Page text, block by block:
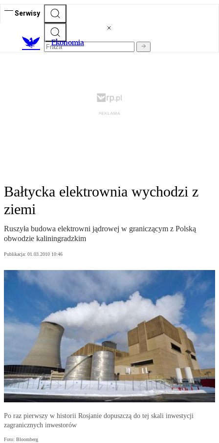
Serwisy
Ekonomia
Bałtycka elektrownia wychodzi z
ziemi
Ruszyła budowa elektrowni jądrowej w graniczącym z Polską
obwodzie kaliningradzkim
Publikacja: 01.03.2010 10:46
Po raz pierwszy w historii Rosjanie dopuszczą do tej skali inwestycji
zagranicznych inwestorów
Foto: Bloomberg